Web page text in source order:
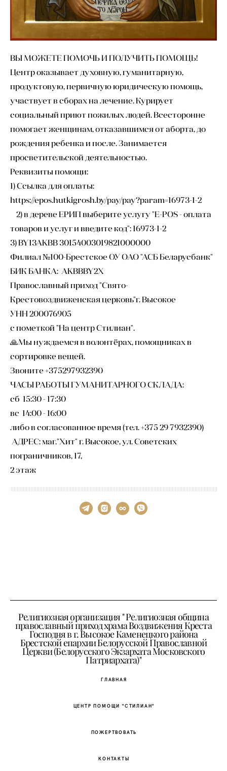
ВЫ МОЖЕТЕ ПОМОЧЬ И ПОЛУЧИТЬ ПОМОЩЬ!
Центр оказывает духовную, гуманитарную,
продуктовую, первичную юридическую помощь,
участвует в сборах на лечение. Курирует
социальный приют пожилых людей. Всесторонне
помогает женщинам, отказавшимся от аборта, до
рождения ребенка и после. Занимается
просветительской деятельностью.
Реквизиты помощи:
1) Ссылка для оплаты:
https://epos.hutkigrosh.by/pay/pay?param=16973-1-2
2) в дереве ЕРИП выберите услугу "E-POS - оплата
товаров и услуг и введите код": 16973-1-2
3) BY13AKBB 30154003019821000000
Филиал №100-Брестское ОУ ОАО "АСБ Беларусбанк"
БИК БАНКА: AKBBBY2X
Православный приход "Свято-
Крестовоздвиженская церковь"г. Высокое
УНН 200076905
с пометкой "На центр Стилиан".
🙏Мы нуждаемся в волонтёрах, помощниках в
сортировке вещей.
Звоните +375297932390
ЧАСЫ РАБОТЫ ГУМАНИТАРНОГО СКЛАДА:
сб 15:30 - 17:30
вс 14:00 - 16:00
либо в согласованное время (тел. +375 29 7932390)
АДРЕС: маг."Хит" г. Высокое, ул. Советских
пограничников, 17,
2 этаж
Религиозная организация " Религиозная община
православный приход храма Воздвижения Креста
Господня в г. Высокое Каменецкого района
Брестской епархии Белорусской Православной
Церкви (Белорусского Экзархата Московского
Патриархата)"
ГЛАВНАЯ
ЦЕНТР ПОМОЩИ "СТИЛИАН"
ПОЖЕРТВОВАТЬ
КОНТАКТЫ